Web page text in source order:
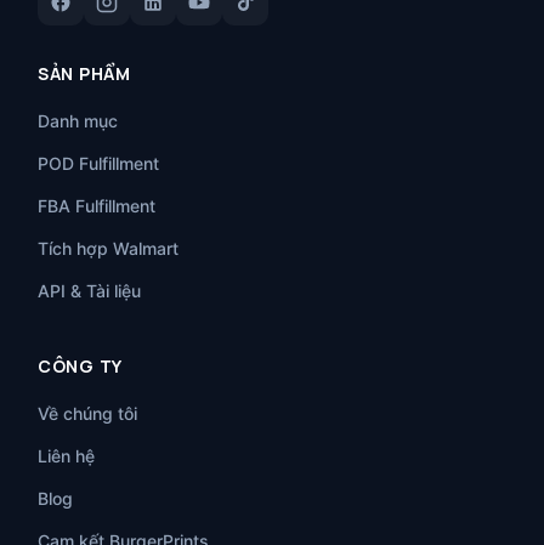
SẢN PHẨM
Danh mục
POD Fulfillment
FBA Fulfillment
Tích hợp Walmart
API & Tài liệu
CÔNG TY
Về chúng tôi
Liên hệ
Blog